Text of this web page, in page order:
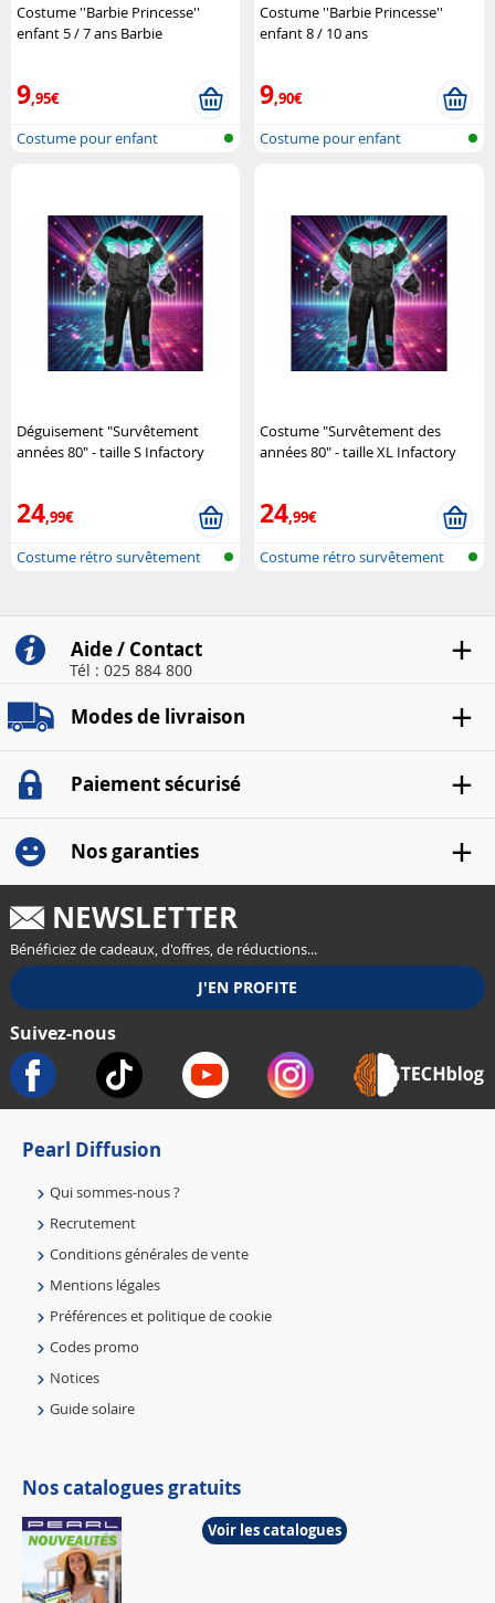
Costume ''Barbie Princesse''
enfant 5 / 7 ans Barbie
9,95€
Costume pour enfant
Costume ''Barbie Princesse''
enfant 8 / 10 ans
9,90€
Costume pour enfant
Déguisement "Survêtement
années 80" - taille S Infactory
24,99€
Costume rétro survêtement
Costume "Survêtement des
années 80" - taille XL Infactory
24,99€
Costume rétro survêtement
Aide / Contact
Tél : 025 884 800
Modes de livraison
Paiement sécurisé
Nos garanties
NEWSLETTER
Bénéficiez de cadeaux, d'offres, de réductions...
Suivez-nous
Pearl Diffusion
Qui sommes-nous ?
Recrutement
Conditions générales de vente
Mentions légales
Préférences et politique de cookie
Codes promo
Notices
Guide solaire
Nos catalogues gratuits
Voir les catalogues